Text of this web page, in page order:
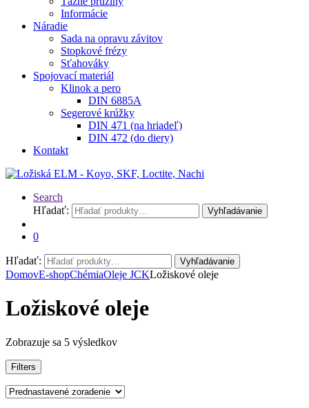
Informácie
Náradie
Sada na opravu závitov
Stopkové frézy
Sťahováky
Spojovací materiál
Klinok a pero
DIN 6885A
Segerové krúžky
DIN 471 (na hriadeľ)
DIN 472 (do diery)
Kontakt
Search
Hľadať:
Vyhľadávanie
0
Hľadať: Vyhľadávanie
DomovE-shopChémiaOleje JCKLožiskové oleje
Ložiskové oleje
Zobrazuje sa 5 výsledkov
Filters